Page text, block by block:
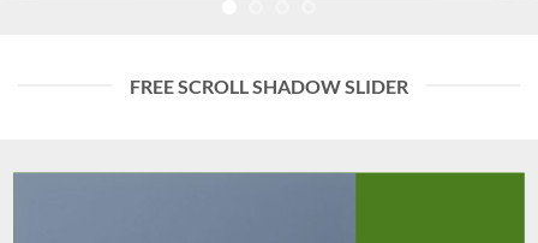
FREE SCROLL SHADOW SLIDER